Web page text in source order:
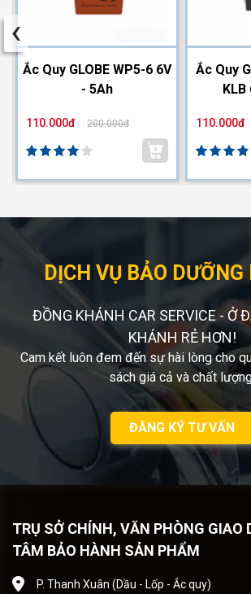
Ắc Quy GLOBE WP5-6 6V
- 5Ah
110.000đ 200.000đ
Ắc Quy
KLB
110.000đ
‹
DỊCH VỤ BẢO DƯỠNG
ĐỒNG KHÁNH CAR SERVICE - Ở
KHÁNH RẺ HƠN!
Cam kết luôn đem đến sự hài lòng cho
sách giá cả và chất
ĐĂNG KÝ TƯ VẤN
TRỤ SỞ CHÍNH, VĂN PHÒNG GIAO
TÂM BẢO HÀNH SẢN PHẨM
P. Thanh Xuân (Dầu - Lốp - Ắc quy)